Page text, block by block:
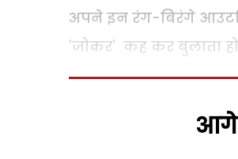
अपने इन रंग-बिरंगे
'जोकर' कह कर बुलाता
आगे